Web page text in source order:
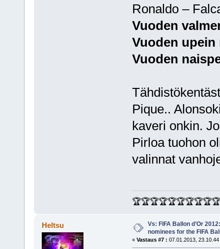
Ronaldo –
Vuoden
Vuoden upein
Vuoden
Pique..
kaveri onkin.
Pirloa tuohon
valinnat
Heltsu
Vs: FIFA Ballon d’Or
nominees for the FIFA
« Vastaus #7 : 07.01.2013, 23.10.44